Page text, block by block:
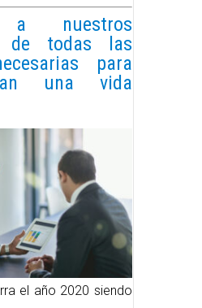
a nuestros
de todas las
para
una vida
el año 2020 siendo